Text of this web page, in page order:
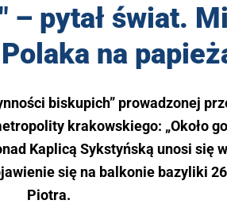
– pytał świat.
na
biskupich” prowadzonej
krakowskiego: „Około
Kaplicą Sykstyńską unosi się
się na balkonie bazyliki
Piotra.